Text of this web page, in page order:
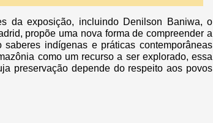
da exposição, incluindo Denilson Baniwa, o
propõe uma nova forma de compreender a
indígenas e práticas contemporâneas
como um recurso a ser explorado, essa
preservação depende do respeito aos povos